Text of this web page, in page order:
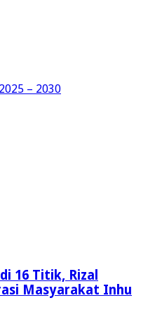
– 2030
16 Titik, Rizal
Masyarakat Inhu